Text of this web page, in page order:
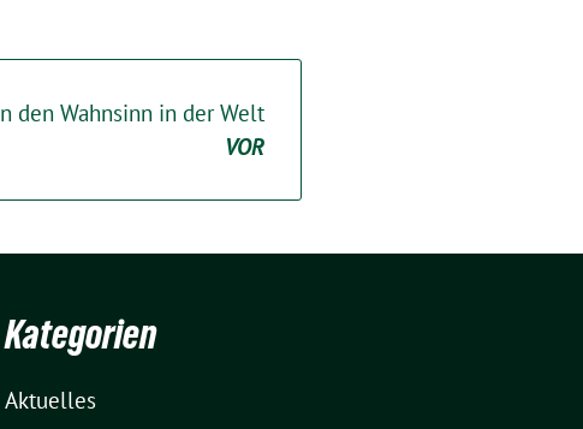
den Wahnsinn in der Welt
VOR
Kategorien
Aktuelles